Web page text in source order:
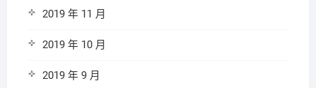
2019 年 11 月
2019 年 10 月
2019 年 9 月